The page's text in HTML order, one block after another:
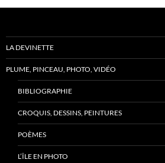
LA DEVINETTE
PLUME, PINCEAU, PHOTO, VIDÉO
BIBLIOGRAPHIE
CROQUIS, DESSINS, PEINTURES
POÈMES
L’ÎLE EN PHOTO